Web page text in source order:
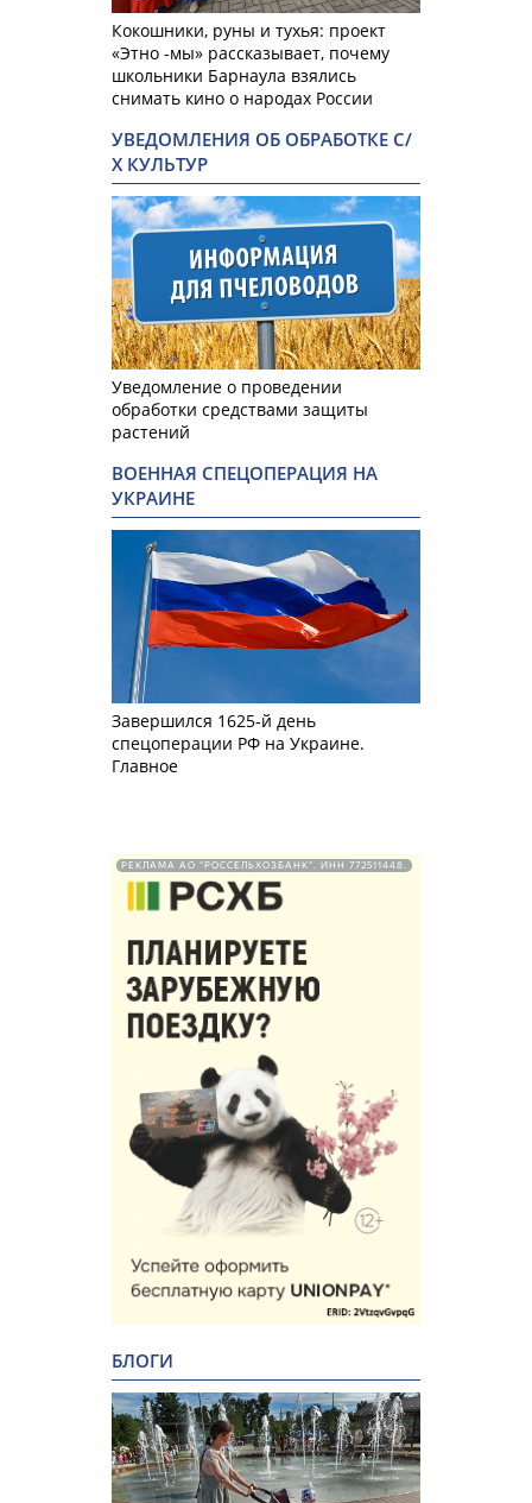
Кокошники, руны и тухья: проект
«Этно -мы» рассказывает, почему
школьники Барнаула взялись
снимать кино о народах России
УВЕДОМЛЕНИЯ ОБ ОБРАБОТКЕ С/
Х КУЛЬТУР
Уведомление о проведении
обработки средствами защиты
растений
ВОЕННАЯ СПЕЦОПЕРАЦИЯ НА
УКРАИНЕ
Завершился 1625-й день
спецоперации РФ на Украине.
Главное
РЕКЛАМА АО "РОССЕЛЬХОЗБАНК". ИНН 772511448.
БЛОГИ